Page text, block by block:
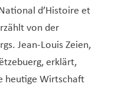
d’Histoire et
von der
Jean-Louis Zeien,
erklärt,
heutige Wirtschaft